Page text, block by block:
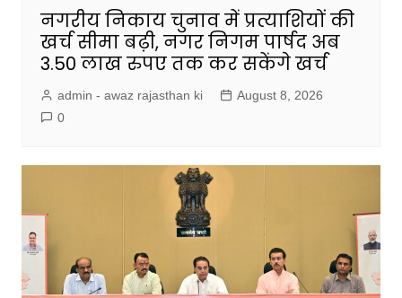
नगरीय निकाय चुनाव में प्रत्याशियों की
खर्च सीमा बढ़ी, नगर निगम पार्षद अब
3.50 लाख रुपए तक कर सकेंगे खर्च
admin - awaz rajasthan ki
August 8, 2026
0